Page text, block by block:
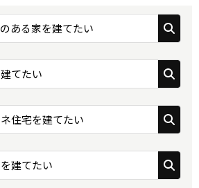
ある家を建てたい
てたい
住宅を建てたい
建てたい